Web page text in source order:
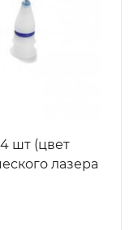
шт (цвет
лазера